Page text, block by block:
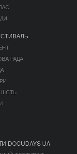
РАДА
DOCUDAYS UA